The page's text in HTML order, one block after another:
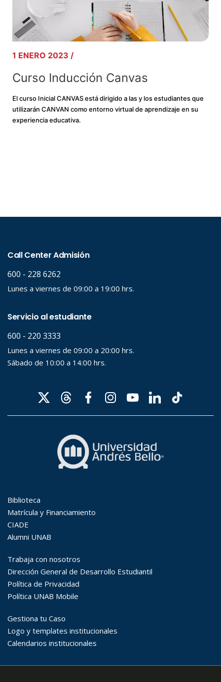
1 ENERO 2023 /
Curso Inducción Canvas
El curso Inicial CANVAS está dirigido a las y los estudiantes que
utilizarán CANVAN como entorno virtual de aprendizaje en su
experiencia educativa.